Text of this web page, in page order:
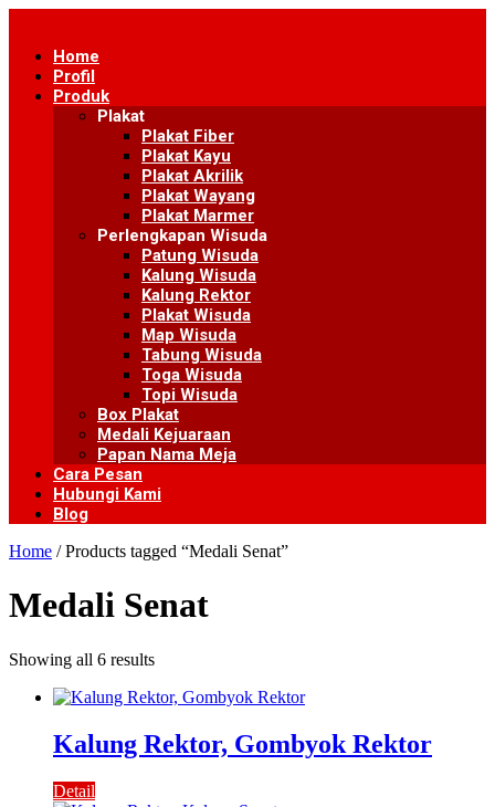
contentHome
Profil
Produk
Plakat
Plakat Fiber
Plakat Kayu
Plakat Akrilik
Plakat Wayang
Plakat Marmer
Perlengkapan Wisuda
Patung Wisuda
Kalung Wisuda
Kalung Rektor
Plakat Wisuda
Map Wisuda
Tabung Wisuda
Toga Wisuda
Topi Wisuda
Box Plakat
Medali Kejuaraan
Papan Nama Meja
Cara Pesan
Hubungi Kami
Blog
Home / Products tagged “Medali Senat”
Medali Senat
Showing all 6 results
Kalung Rektor, Gombyok Rektor
Detail